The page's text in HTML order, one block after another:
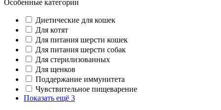
Особенные категории
Диетические для кошек
Для котят
Для питания шерсти кошек
Для питания шерсти собак
Для стерилизованных
Для щенков
Поддержание иммунитета
Чувствительное пищеварение
Показать ещё 3